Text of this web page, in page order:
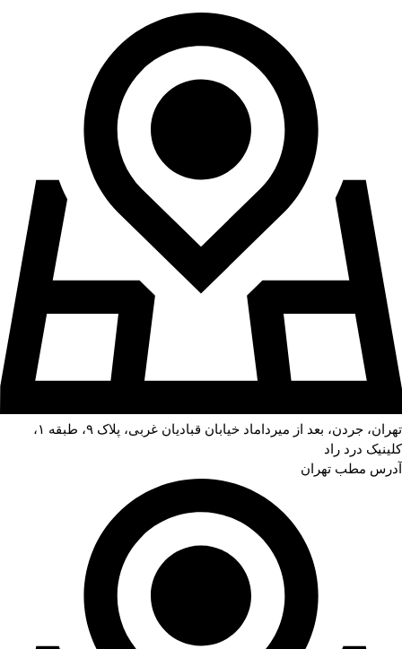
تهران، جردن، بعد از میرداماد خیابان قبادیان غربی، پلاک ۹، طبقه ۱،
کلینیک درد راد
آدرس مطب تهران